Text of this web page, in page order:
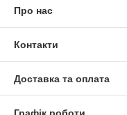
Про нас
Контакти
Доставка та оплата